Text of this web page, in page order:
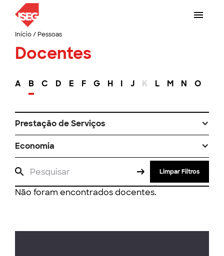
Início/ Pessoas
Docentes
A B C D E F G H I J K L M N O
Prestação de Serviços
Economia
Limpar Filtros
Não foram encontrados docentes.